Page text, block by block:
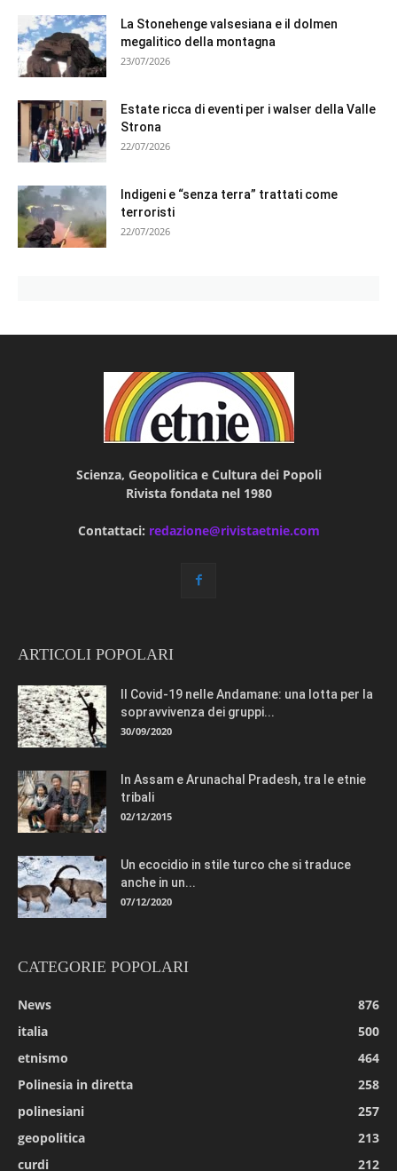
La Stonehenge valsesiana e il dolmen
megalitico della montagna
23/07/2026
Estate ricca di eventi per i walser della Valle
Strona
22/07/2026
Indigeni e “senza terra” trattati come
terroristi
22/07/2026
Scienza, Geopolitica e Cultura dei Popoli
Rivista fondata nel 1980
Contattaci: redazione@rivistaetnie.com
ARTICOLI POPOLARI
Il Covid-19 nelle Andamane: una lotta per la
sopravvivenza dei gruppi...
30/09/2020
In Assam e Arunachal Pradesh, tra le etnie
tribali
02/12/2015
Un ecocidio in stile turco che si traduce
anche in un...
07/12/2020
CATEGORIE POPOLARI
News
876
italia
500
etnismo
464
Polinesia in diretta
258
polinesiani
257
geopolitica
213
curdi
212